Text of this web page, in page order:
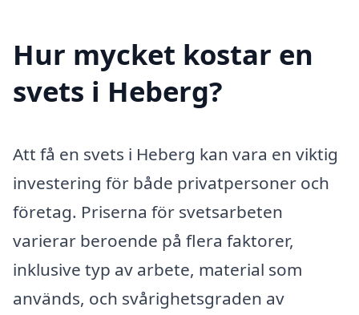
Hur mycket kostar en
svets i Heberg?
Att få en svets i Heberg kan vara en viktig
investering för både privatpersoner och
företag. Priserna för svetsarbeten
varierar beroende på flera faktorer,
inklusive typ av arbete, material som
används, och svårighetsgraden av